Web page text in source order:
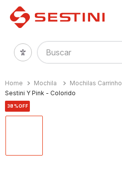
Buscar
Mochila Mochilas Carrinho
Sestini Y Pink - Colorido
38%OFF